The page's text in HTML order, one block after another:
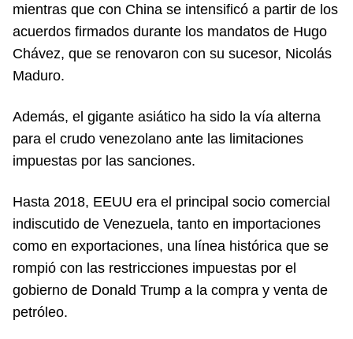
mientras que con China se intensificó a partir de los
acuerdos firmados durante los mandatos de Hugo
Chávez, que se renovaron con su sucesor, Nicolás
Maduro.
Además, el gigante asiático ha sido la vía alterna
para el crudo venezolano ante las limitaciones
impuestas por las sanciones.
Hasta 2018, EEUU era el principal socio comercial
indiscutido de Venezuela, tanto en importaciones
como en exportaciones, una línea histórica que se
rompió con las restricciones impuestas por el
gobierno de Donald Trump a la compra y venta de
petróleo.